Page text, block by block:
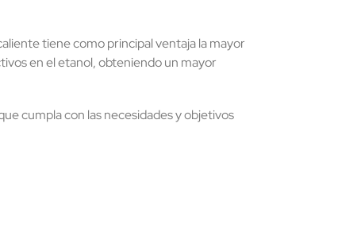
tiene como principal ventaja la mayor
en el etanol, obteniendo un mayor
cumpla con las necesidades y objetivos